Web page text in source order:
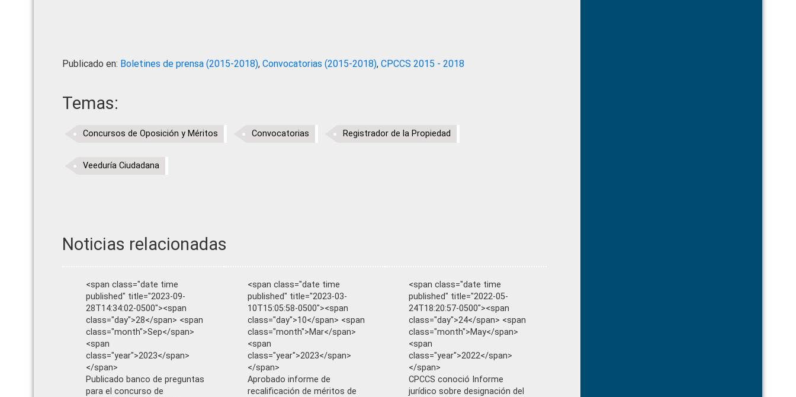
Publicado en: Boletines de prensa (2015-2018), Convocatorias (2015-2018), CPCCS 2015 - 2018
Temas:
Concursos de Oposición y Méritos Convocatorias Registrador de la Propiedad
Veeduría Ciudadana
Noticias relacionadas
<span class="date time
published" title="2023-09-
28T14:34:02-0500"><span
class="day">28</span> <span
class="month">Sep</span>
<span
class="year">2023</span>
</span>
Publicado banco de preguntas
para el concurso de
<span class="date time
published" title="2023-03-
10T15:05:58-0500"><span
class="day">10</span> <span
class="month">Mar</span>
<span
class="year">2023</span>
</span>
Aprobado informe de
recalificación de méritos de
<span class="date time
published" title="2022-05-
24T18:20:57-0500"><span
class="day">24</span> <span
class="month">May</span>
<span
class="year">2022</span>
</span>
CPCCS conoció Informe
jurídico sobre designación del